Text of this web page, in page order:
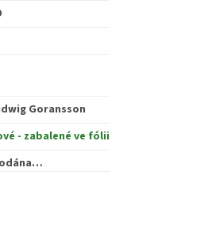
Goransson
- zabalené ve fólii